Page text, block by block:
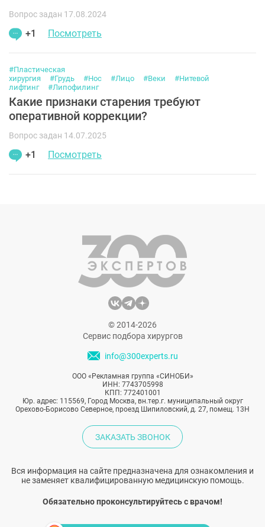
Вопрос задан 17.08.2024
+1 Посмотреть
#Пластическая
хирургия
#Грудь #Нос #Лицо #Веки
#Нитевой
лифтинг
#Липофилинг
Какие признаки старения требуют
оперативной коррекции?
Вопрос задан 14.07.2025
+1 Посмотреть
© 2014-2026
Сервис подбора хирургов
info@300experts.ru
ООО «Рекламная группа «СИНОБИ»
ИНН: 7743705998
КПП: 772401001
Юр. адрес: 115569, Город Москва, вн.тер.г. муниципальный округ
Орехово-Борисово Северное, проезд Шипиловский, д. 27, помещ. 13Н
ЗАКАЗАТЬ ЗВОНОК
Вся информация на сайте предназначена для ознакомления и
не заменяет квалифицированную медицинскую помощь.
Обязательно проконсультируйтесь с врачом!